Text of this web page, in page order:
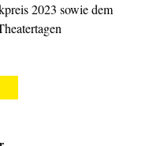
2023 sowie dem